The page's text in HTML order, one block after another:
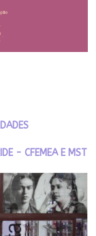
- CFEMEA E MST